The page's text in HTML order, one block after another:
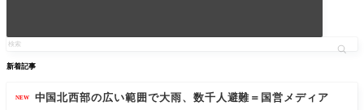
新着記事
NEW 中国北西部の広い範囲で大雨、数千人避難＝国営メディア